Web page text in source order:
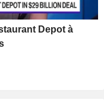
Depot à